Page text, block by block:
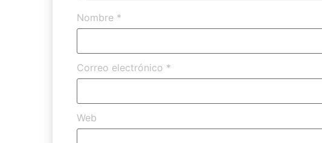
Nombre *
Correo electrónico *
Web